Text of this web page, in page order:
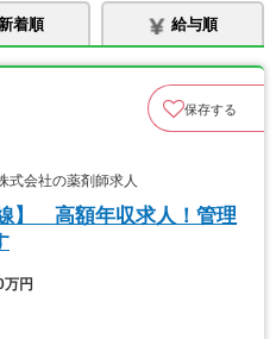
着順 給与順
保存する
会社の薬剤師求人
】 高額年収求人！管理
万円